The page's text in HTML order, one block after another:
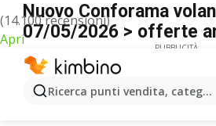
(14.100 recensioni)
Apri
Ricerca punti vendita,
Nuovo Conforama
07/05/2026 > offerte
PUBBLICITÀ